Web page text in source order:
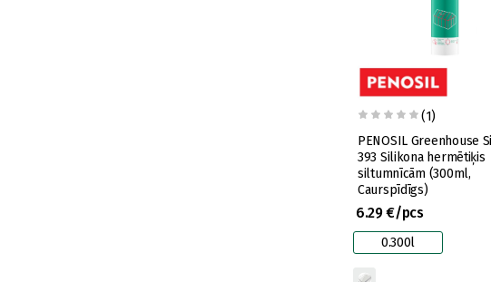
(1)
PENOSIL Greenhouse
393 Silikona hermētiķis
siltumnīcām (300ml,
Caurspīdīgs)
6.29 €/pcs
0.300l